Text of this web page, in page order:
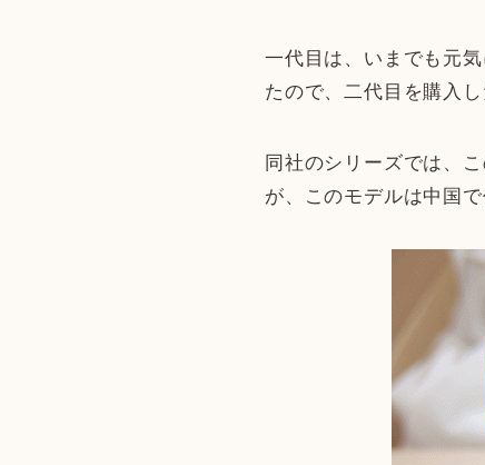
一代目は、いまでも元
たので、二代目を購入し
同社のシリーズでは、
が、このモデルは中国で